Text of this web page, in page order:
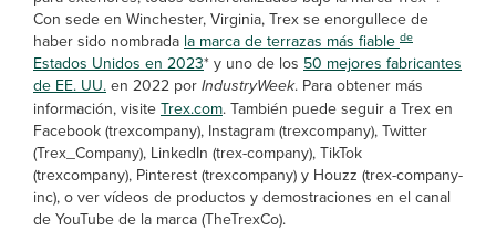
Con sede en Winchester, Virginia, Trex se enorgullece de
haber sido nombrada la marca de terrazas más fiable de
Estados Unidos en 2023* y uno de los 50 mejores fabricantes
de EE. UU. en 2022 por IndustryWeek. Para obtener más
información, visite Trex.com. También puede seguir a Trex en
Facebook (trexcompany), Instagram (trexcompany), Twitter
(Trex_Company), LinkedIn (trex-company), TikTok
(trexcompany), Pinterest (trexcompany) y Houzz (trex-company-
inc), o ver vídeos de productos y demostraciones en el canal
de YouTube de la marca (TheTrexCo).